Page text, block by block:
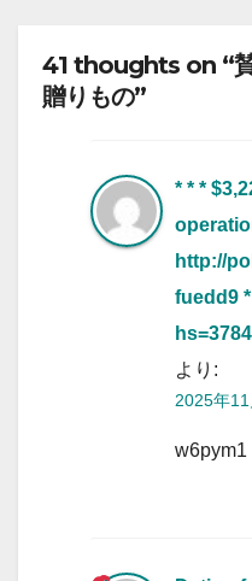
41 thoughts on “
贈りもの”
* * *
http://
fuedd9
より:
2025年
w6pym1